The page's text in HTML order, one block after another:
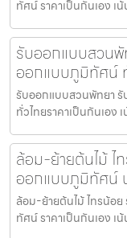
ทัศน์ ราคาเป็นกันเอง
รับออกแบบสวน
ออกแบบภูมิทัศน์
รับออกแบบสวนพัทยา
ทั่วไทยราคาเป็นกันเอ
ล้อม-ย้ายต้นไม้
ออกแบบภูมิทัศน์
ล้อม-ย้ายต้นไม้ ไทรน้อ
ทัศน์ ราคาเป็นกันเอง